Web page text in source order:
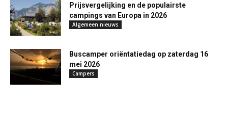
Prijsvergelijking en de populairste
campings van Europa in 2026
Algemeen nieuws
Buscamper oriëntatiedag op zaterdag 16
mei 2026
Campers